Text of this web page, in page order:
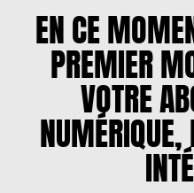
EN CE
PREMIER
VOTRE
NUMÉRIQUE,